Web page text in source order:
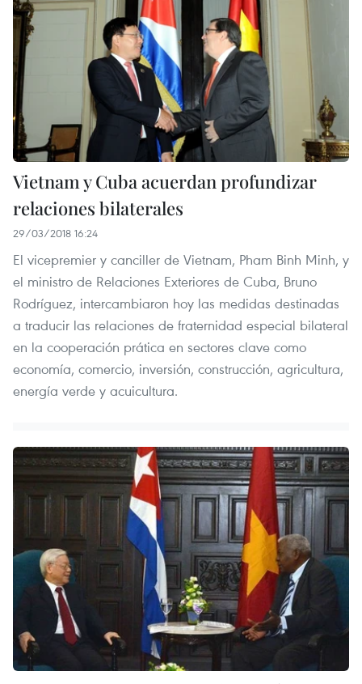
Vietnam y Cuba acuerdan profundizar
relaciones bilaterales
29/03/2018 16:24
El vicepremier y canciller de Vietnam, Pham Binh Minh, y
el ministro de Relaciones Exteriores de Cuba, Bruno
Rodríguez, intercambiaron hoy las medidas destinadas
a traducir las relaciones de fraternidad especial bilateral
en la cooperación prática en sectores clave como
economía, comercio, inversión, construcción, agricultura,
energía verde y acuicultura.